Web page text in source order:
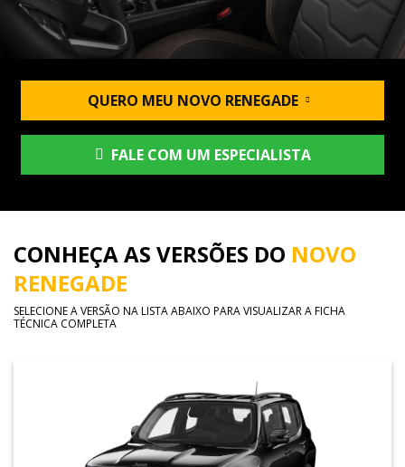
QUERO MEU NOVO RENEGADE
FALE COM UM ESPECIALISTA
CONHEÇA AS VERSÕES DO NOVO
RENEGADE
SELECIONE A VERSÃO NA LISTA ABAIXO PARA VISUALIZAR A FICHA
TÉCNICA COMPLETA